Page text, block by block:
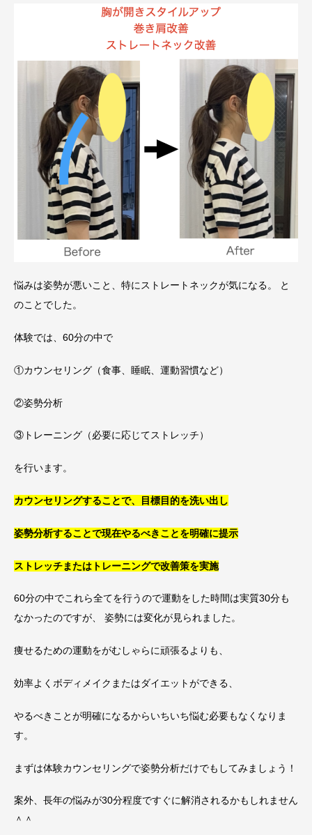
悩みは姿勢が悪いこと、特にストレートネックが気になる。 と
のことでした。
体験では、60分の中で
①カウンセリング（食事、睡眠、運動習慣など）
②姿勢分析
③トレーニング（必要に応じてストレッチ）
を行います。
カウンセリングすることで、目標目的を洗い出し
姿勢分析することで現在やるべきことを明確に提示
ストレッチまたはトレーニングで改善策を実施
60分の中でこれら全てを行うので運動をした時間は実質30分も
なかったのですが、 姿勢には変化が見られました。
痩せるための運動をがむしゃらに頑張るよりも、
効率よくボディメイクまたはダイエットができる、
やるべきことが明確になるからいちいち悩む必要もなくなりま
す。
まずは体験カウンセリングで姿勢分析だけでもしてみましょう！
案外、長年の悩みが30分程度ですぐに解消されるかもしれません
＾＾